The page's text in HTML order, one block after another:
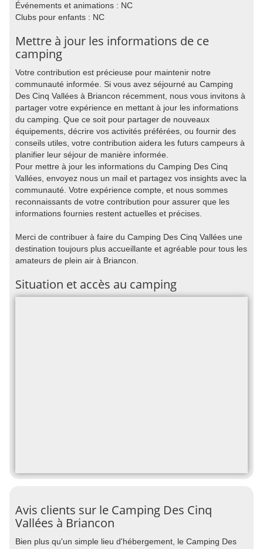
Événements et animations : NC
Clubs pour enfants : NC
Mettre à jour les informations de ce
camping
Votre contribution est précieuse pour maintenir notre
communauté informée. Si vous avez séjourné au Camping
Des Cinq Vallées à Briancon récemment, nous vous invitons à
partager votre expérience en mettant à jour les informations
du camping. Que ce soit pour partager de nouveaux
équipements, décrire vos activités préférées, ou fournir des
conseils utiles, votre contribution aidera les futurs campeurs à
planifier leur séjour de manière informée.
Pour mettre à jour les informations du Camping Des Cinq
Vallées, envoyez nous un mail et partagez vos insights avec la
communauté. Votre expérience compte, et nous sommes
reconnaissants de votre contribution pour assurer que les
informations fournies restent actuelles et précises.
Merci de contribuer à faire du Camping Des Cinq Vallées une
destination toujours plus accueillante et agréable pour tous les
amateurs de plein air à Briancon.
Situation et accès au camping
Avis clients sur le Camping Des Cinq
Vallées à Briancon
Bien plus qu'un simple lieu d'hébergement, le Camping Des